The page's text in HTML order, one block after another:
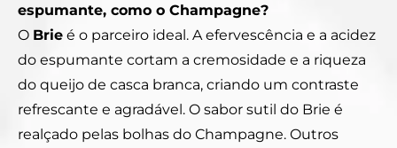
espumante, como o Champagne?
O Brie é o parceiro ideal. A efervescência e a acidez
do espumante cortam a cremosidade e a riqueza
do queijo de casca branca, criando um contraste
refrescante e agradável. O sabor sutil do Brie é
realçado pelas bolhas do Champagne. Outros